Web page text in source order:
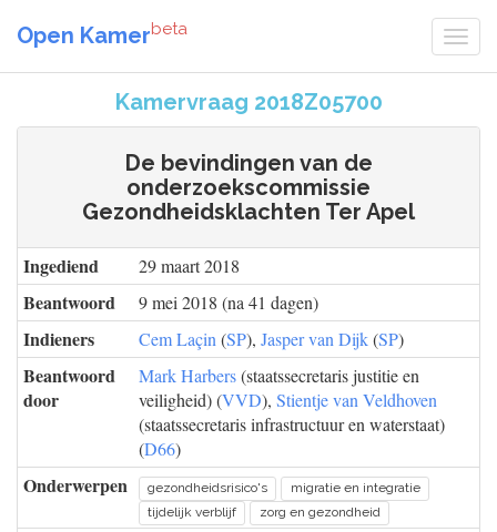
Open Kamerbeta
Kamervraag 2018Z05700
De bevindingen van de
onderzoekscommissie
Gezondheidsklachten Ter Apel
Ingediend 29 maart 2018
Beantwoord 9 mei 2018 (na 41 dagen)
Indieners Cem Laçin (SP), Jasper van Dijk(SP)
Beantwoord
door
Mark Harbers(staatssecretaris justitie en
veiligheid) (VVD), Stientje van Veldhoven
(staatssecretaris infrastructuur en waterstaat)
(D66)
Onderwerpen gezondheidsrisico's
migratie en integratie
tijdelijk verblijf
zorg en gezondheid